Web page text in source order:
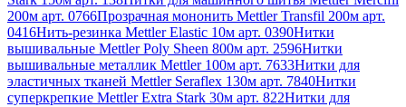
200м арт. 0766Прозрачная мононить Mettler Transfil 200м арт.
0416Нить-резинка Mettler Elastic 10м арт. 0390Нитки
вышивальные Mettler Poly Sheen 800м арт. 2596Нитки
вышивальные металлик Mettler 100м арт. 7633Нитки для
эластичных тканей Mettler Seraflex 130м арт. 7840Нитки
суперкрепкие Mettler Extra Stark 30м арт. 822Нитки для